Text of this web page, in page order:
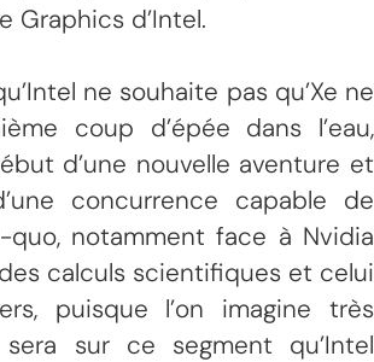
Graphics d’Intel.
ne souhaite pas qu’Xe ne
coup d’épée dans l’eau,
d’une nouvelle aventure et
concurrence capable de
notamment face à Nvidia
calculs scientifiques et celui
puisque l’on imagine très
sur ce segment qu’Intel